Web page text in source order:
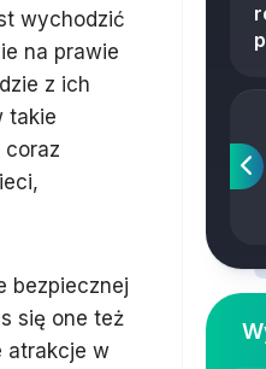
wychodzić
na prawie
z ich
takie
coraz
bezpiecznej
się one też
atrakcje w